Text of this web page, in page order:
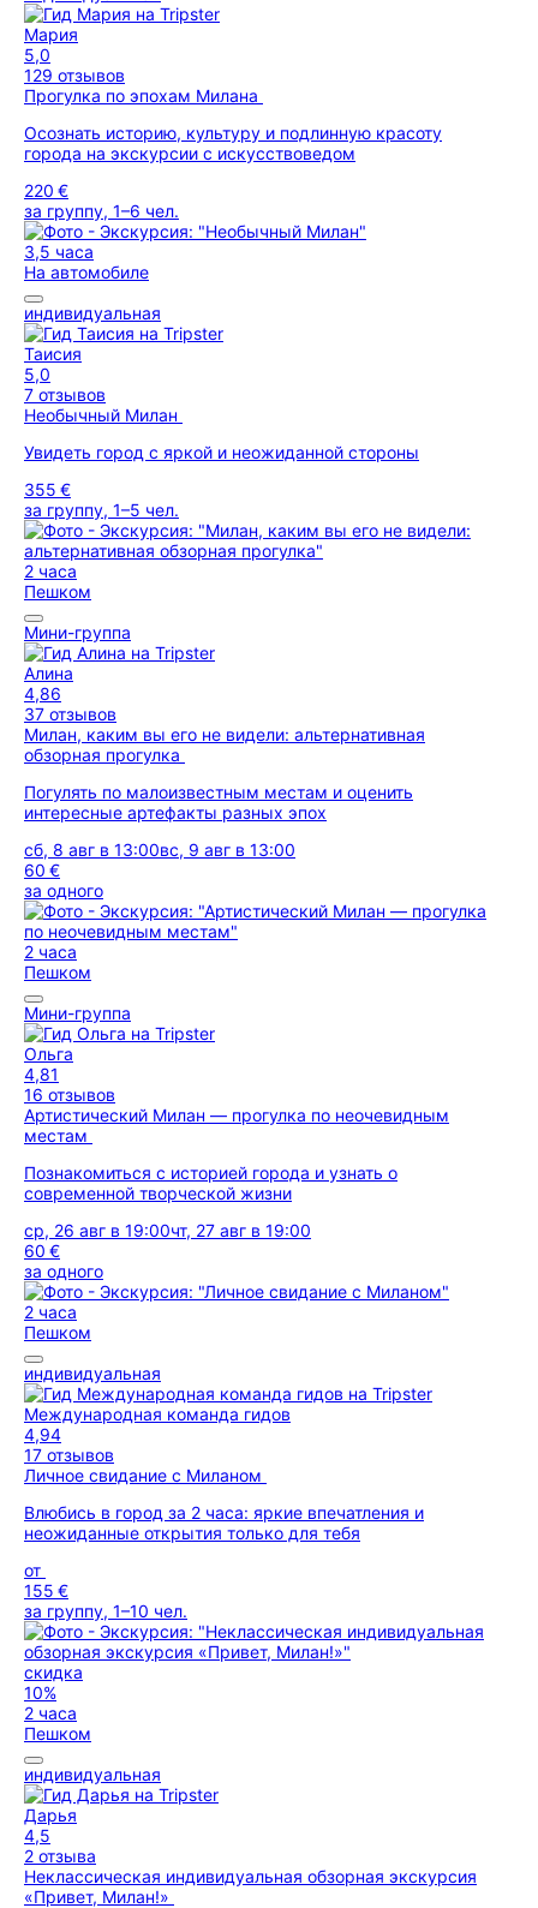
Мария
5,0
129 отзывов
Прогулка по эпохам Милана
Осознать историю, культуру и подлинную красоту
города на экскурсии с искусствоведом
220 €
за группу, 1–6 чел.
3,5 часа
На автомобиле
индивидуальная
Таисия
5,0
7 отзывов
Необычный Милан
Увидеть город с яркой и неожиданной стороны
355 €
за группу, 1–5 чел.
2 часа
Пешком
Мини-группа
Алина
4,86
37 отзывов
Милан, каким вы его не видели: альтернативная
обзорная прогулка
Погулять по малоизвестным местам и оценить
интересные артефакты разных эпох
сб, 8 авг в 13:00вс, 9 авг в 13:00
60 €
за одного
2 часа
Пешком
Мини-группа
Ольга
4,81
16 отзывов
Артистический Милан — прогулка по неочевидным
местам
Познакомиться с историей города и узнать о
современной творческой жизни
ср, 26 авг в 19:00чт, 27 авг в 19:00
60 €
за одного
2 часа
Пешком
индивидуальная
Международная команда гидов
4,94
17 отзывов
Личное свидание с Миланом
Влюбись в город за 2 часа: яркие впечатления и
неожиданные открытия только для тебя
от
155 €
за группу, 1–10 чел.
скидка
10%
2 часа
Пешком
индивидуальная
Дарья
4,5
2 отзыва
Неклассическая индивидуальная обзорная экскурсия
«Привет, Милан!»